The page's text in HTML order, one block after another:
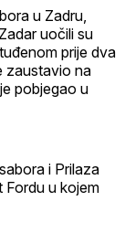
u Zadru,
uočili su
prije dva
zaustavio na
pobjegao u
i Prilaza
Fordu u kojem